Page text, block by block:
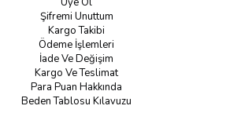
Şifremi Unuttum
Kargo Takibi
Ödeme İşlemleri
İade Ve Değişim
Kargo Ve Teslimat
Para Puan Hakkında
Beden Tablosu Kılavuzu